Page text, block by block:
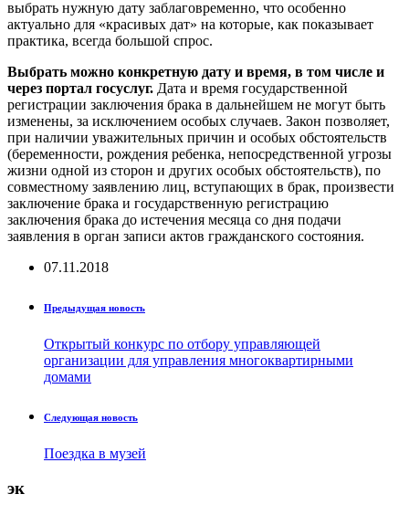
выбрать нужную дату заблаговременно, что особенно
актуально для «красивых дат» на которые, как показывает
практика, всегда большой спрос.
Выбрать можно конкретную дату и время, в том числе и
через портал госуслуг. Дата и время государственной
регистрации заключения брака в дальнейшем не могут быть
изменены, за исключением особых случаев. Закон позволяет,
при наличии уважительных причин и особых обстоятельств
(беременности, рождения ребенка, непосредственной угрозы
жизни одной из сторон и других особых обстоятельств), по
совместному заявлению лиц, вступающих в брак, произвести
заключение брака и государственную регистрацию
заключения брака до истечения месяца со дня подачи
заявления в орган записи актов гражданского состояния.
07.11.2018
Предыдущая новость
Открытый конкурс по отбору управляющей
организации для управления многоквартирными
домами
Следующая новость
Поездка в музей
эк